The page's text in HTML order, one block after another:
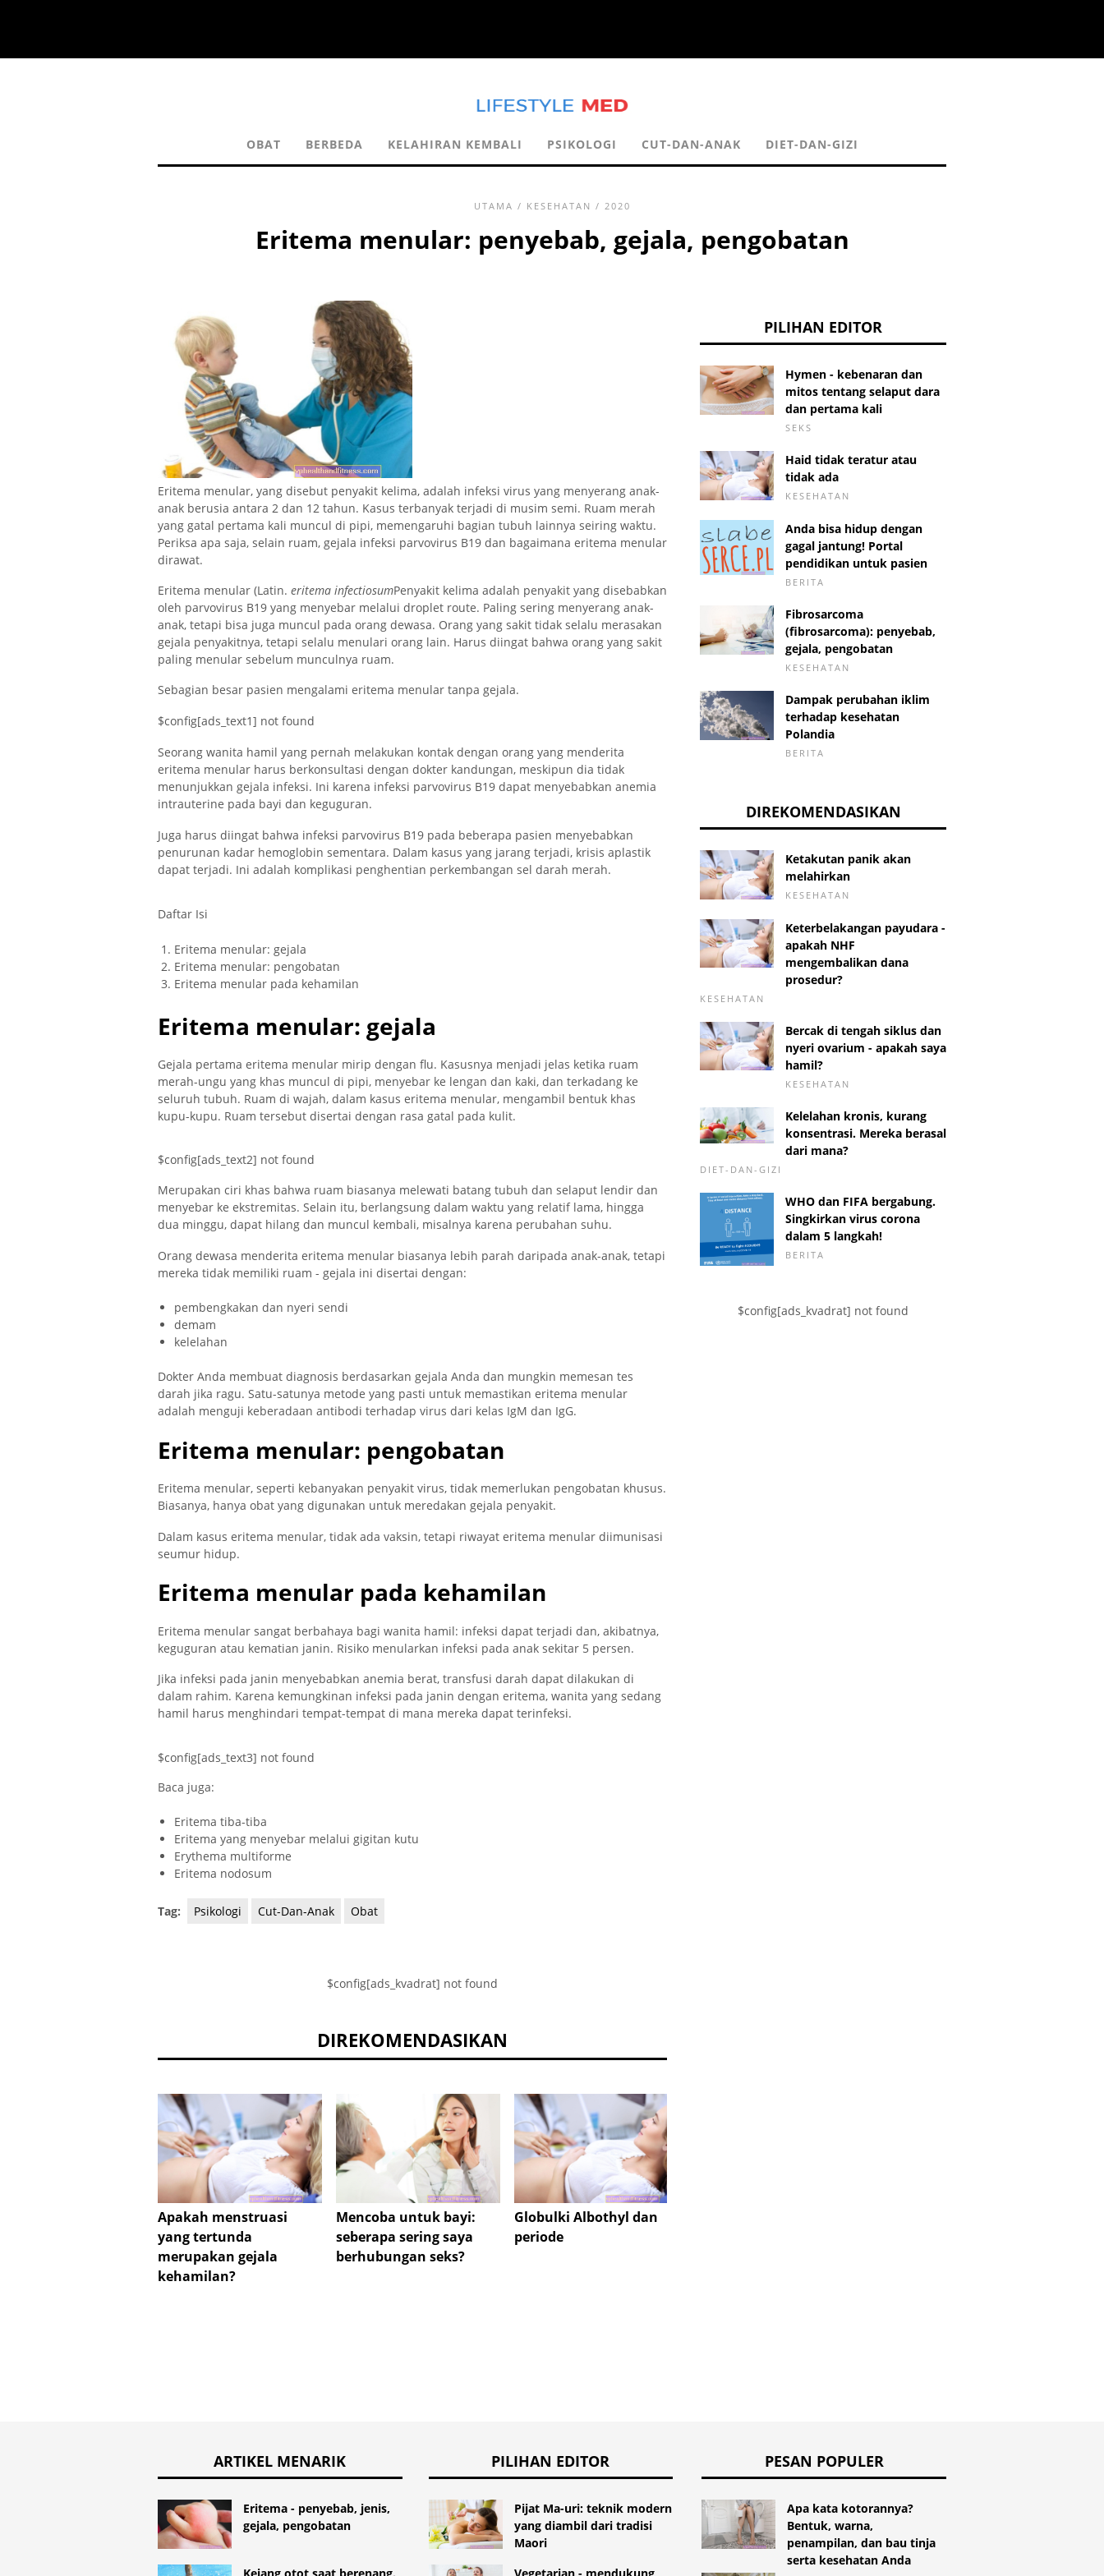
OBAT BERBEDA KELAHIRAN KEMBALI PSIKOLOGI CUT-DAN-ANAK DIET-DAN-GIZI
UTAMA / KESEHATAN / 2020
Eritema menular: penyebab, gejala, pengobatan
Eritema menular, yang disebut penyakit kelima, adalah infeksi virus yang menyerang anak-
anak berusia antara 2 dan 12 tahun. Kasus terbanyak terjadi di musim semi. Ruam merah
yang gatal pertama kali muncul di pipi, memengaruhi bagian tubuh lainnya seiring waktu.
Periksa apa saja, selain ruam, gejala infeksi parvovirus B19 dan bagaimana eritema menular
dirawat.
Eritema menular (Latin. eritema infectiosumPenyakit kelima adalah penyakit yang disebabkan
oleh parvovirus B19 yang menyebar melalui droplet route. Paling sering menyerang anak-
anak, tetapi bisa juga muncul pada orang dewasa. Orang yang sakit tidak selalu merasakan
gejala penyakitnya, tetapi selalu menulari orang lain. Harus diingat bahwa orang yang sakit
paling menular sebelum munculnya ruam.
Sebagian besar pasien mengalami eritema menular tanpa gejala.
$config[ads_text1] not found
Seorang wanita hamil yang pernah melakukan kontak dengan orang yang menderita
eritema menular harus berkonsultasi dengan dokter kandungan, meskipun dia tidak
menunjukkan gejala infeksi. Ini karena infeksi parvovirus B19 dapat menyebabkan anemia
intrauterine pada bayi dan keguguran.
Juga harus diingat bahwa infeksi parvovirus B19 pada beberapa pasien menyebabkan
penurunan kadar hemoglobin sementara. Dalam kasus yang jarang terjadi, krisis aplastik
dapat terjadi. Ini adalah komplikasi penghentian perkembangan sel darah merah.
Daftar Isi
Eritema menular: gejala
Eritema menular: pengobatan
Eritema menular pada kehamilan
Eritema menular: gejala
Gejala pertama eritema menular mirip dengan flu. Kasusnya menjadi jelas ketika ruam
merah-ungu yang khas muncul di pipi, menyebar ke lengan dan kaki, dan terkadang ke
seluruh tubuh. Ruam di wajah, dalam kasus eritema menular, mengambil bentuk khas
kupu-kupu. Ruam tersebut disertai dengan rasa gatal pada kulit.
$config[ads_text2] not found
Merupakan ciri khas bahwa ruam biasanya melewati batang tubuh dan selaput lendir dan
menyebar ke ekstremitas. Selain itu, berlangsung dalam waktu yang relatif lama, hingga
dua minggu, dapat hilang dan muncul kembali, misalnya karena perubahan suhu.
Orang dewasa menderita eritema menular biasanya lebih parah daripada anak-anak, tetapi
mereka tidak memiliki ruam - gejala ini disertai dengan:
pembengkakan dan nyeri sendi
demam
kelelahan
Dokter Anda membuat diagnosis berdasarkan gejala Anda dan mungkin memesan tes
darah jika ragu. Satu-satunya metode yang pasti untuk memastikan eritema menular
adalah menguji keberadaan antibodi terhadap virus dari kelas IgM dan IgG.
Eritema menular: pengobatan
Eritema menular, seperti kebanyakan penyakit virus, tidak memerlukan pengobatan khusus.
Biasanya, hanya obat yang digunakan untuk meredakan gejala penyakit.
Dalam kasus eritema menular, tidak ada vaksin, tetapi riwayat eritema menular diimunisasi
seumur hidup.
Eritema menular pada kehamilan
Eritema menular sangat berbahaya bagi wanita hamil: infeksi dapat terjadi dan, akibatnya,
keguguran atau kematian janin. Risiko menularkan infeksi pada anak sekitar 5 persen.
Jika infeksi pada janin menyebabkan anemia berat, transfusi darah dapat dilakukan di
dalam rahim. Karena kemungkinan infeksi pada janin dengan eritema, wanita yang sedang
hamil harus menghindari tempat-tempat di mana mereka dapat terinfeksi.
$config[ads_text3] not found
Baca juga:
Eritema tiba-tiba
Eritema yang menyebar melalui gigitan kutu
Erythema multiforme
Eritema nodosum
Tag: Psikologi Cut-Dan-Anak Obat
$config[ads_kvadrat] not found
DIREKOMENDASIKAN
Apakah menstruasi
yang tertunda
merupakan gejala
kehamilan?
Mencoba untuk bayi:
seberapa sering saya
berhubungan seks?
Globulki Albothyl dan
periode
PILIHAN EDITOR
Hymen - kebenaran dan
mitos tentang selaput dara
dan pertama kali
SEKS
Haid tidak teratur atau
tidak ada
KESEHATAN
Anda bisa hidup dengan
gagal jantung! Portal
pendidikan untuk pasien
BERITA
Fibrosarcoma
(fibrosarcoma): penyebab,
gejala, pengobatan
KESEHATAN
Dampak perubahan iklim
terhadap kesehatan
Polandia
BERITA
DIREKOMENDASIKAN
Ketakutan panik akan
melahirkan
KESEHATAN
Keterbelakangan payudara -
apakah NHF
mengembalikan dana
prosedur?
KESEHATAN
Bercak di tengah siklus dan
nyeri ovarium - apakah saya
hamil?
KESEHATAN
Kelelahan kronis, kurang
konsentrasi. Mereka berasal
dari mana?
DIET-DAN-GIZI
WHO dan FIFA bergabung.
Singkirkan virus corona
dalam 5 langkah!
BERITA
$config[ads_kvadrat] not found
ARTIKEL MENARIK
Eritema - penyebab, jenis,
gejala, pengobatan
PILIHAN EDITOR
Pijat Ma-uri: teknik modern
yang diambil dari tradisi
Maori
PESAN POPULER
Apa kata kotorannya?
Bentuk, warna,
penampilan, dan bau tinja
serta kesehatan Anda